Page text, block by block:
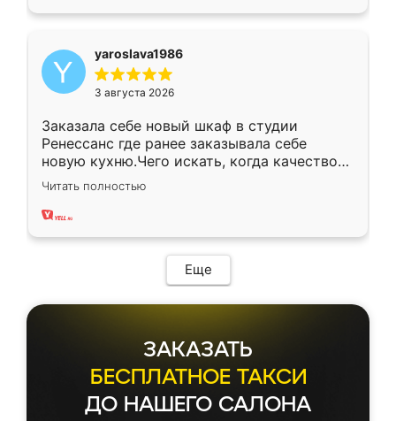
yaroslava1986
3 августа 2026
Заказала себе новый шкаф в студии
Ренессанс где ранее заказывала себе
новую кухню.Чего искать, когда качеством
вполне довольна. Служит кухня уже почти
два года, нареканий нет.
Читать полностью
Еще
ЗАКАЗАТЬ
БЕСПЛАТНОЕ ТАКСИ
ДО НАШЕГО САЛОНА